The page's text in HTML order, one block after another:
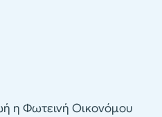
η Φωτεινή Οικονόμου